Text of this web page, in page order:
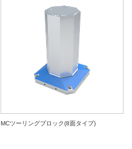
MCツーリングブロック(8面タイプ)